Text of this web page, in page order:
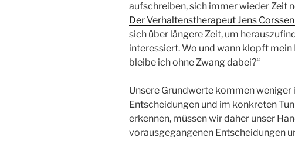
aufschreiben, sich immer wieder Zeit
Der Verhaltenstherapeut Jens
sich über längere Zeit, um
interessiert. Wo und wann klopft mein
bleibe ich ohne Zwang dabei?“
Unsere Grundwerte kommen weniger
Entscheidungen und im konkreten
erkennen, müssen wir daher unser
vorausgegangenen Entscheidungen